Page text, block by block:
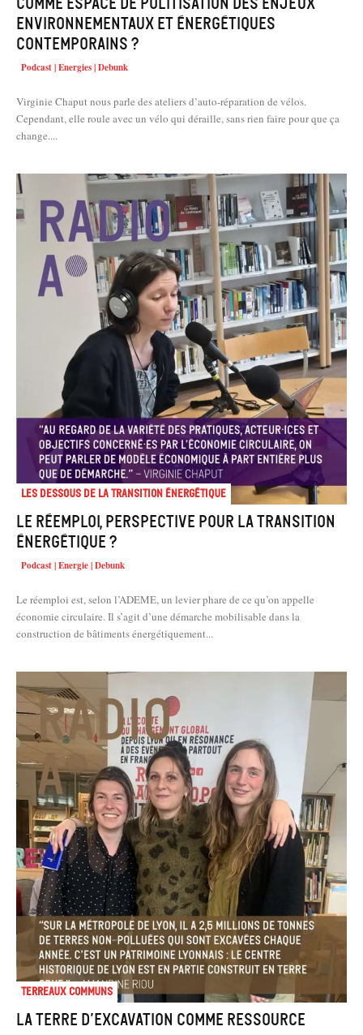
environnementaux et énergétiques
contemporains ?
Podcast | Energies | Debunk
Virginie Chaput nous parle des ateliers d’auto-réparation de vélos.
Cependant, elle roule avec un vélo qui déraille, sans rien faire pour que ça
change....
Les dessous de la transition énergétique
Le réemploi, perspective pour la transition
énergétique ?
Podcast | Energie | Debunk
Le réemploi est, selon l’ADEME, un levier phare de ce qu’on appelle
économie circulaire. Il s’agit d’une démarche mobilisable dans la
construction de bâtiments énergétiquement...
Terreaux Communs
La terre d’excavation comme ressource